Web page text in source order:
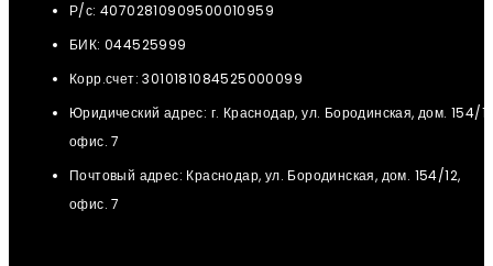
Р/с: 40702810909500010959
БИК: 044525999
Корр.счет: 3010181084525000099
Юридический адрес: г. Краснодар, ул. Бородинская, дом. 154/
офис. 7
Почтовый адрес: Краснодар, ул. Бородинская, дом. 154/12,
офис. 7